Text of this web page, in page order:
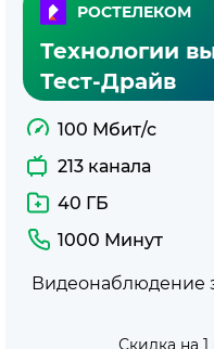
РОСТЕЛЕКОМ
Технологии
Тест-Драйв
100 Мбит/с
213 канала
40 ГБ
1000 Минут
Видеонаблюдение
Скидка на